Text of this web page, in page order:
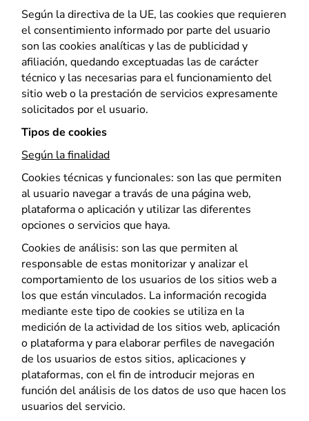
Según la directiva de la UE, las cookies que requieren
el consentimiento informado por parte del usuario
son las cookies analíticas y las de publicidad y
afiliación, quedando exceptuadas las de carácter
técnico y las necesarias para el funcionamiento del
sitio web o la prestación de servicios expresamente
solicitados por el usuario.
Tipos de cookies
Según la finalidad
Cookies técnicas y funcionales: son las que permiten
al usuario navegar a travás de una página web,
plataforma o aplicación y utilizar las diferentes
opciones o servicios que haya.
Cookies de análisis: son las que permiten al
responsable de estas monitorizar y analizar el
comportamiento de los usuarios de los sitios web a
los que están vinculados. La información recogida
mediante este tipo de cookies se utiliza en la
medición de la actividad de los sitios web, aplicación
o plataforma y para elaborar perfiles de navegación
de los usuarios de estos sitios, aplicaciones y
plataformas, con el fin de introducir mejoras en
función del análisis de los datos de uso que hacen los
usuarios del servicio.
Estadísticas
Para que
podamos
mejorar la
funcionalidad
y la
estructura
del sitio web,
cómo se
utiliza el sitio
web.
Experiencia
Para que
nuestro sitio
web funcione
lo mejor
posible
durante su
visita. Si
rechaza estas
cookies,
algunas
funciones
desaparecerán
del sitio web.